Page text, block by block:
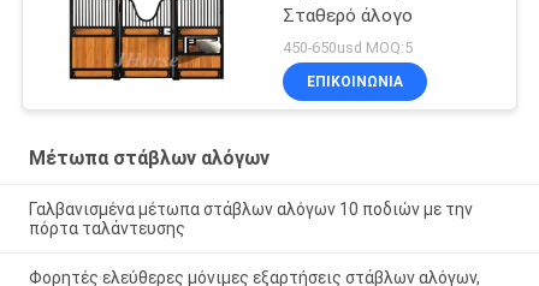
Σταθερό άλογο
450-650usd MOQ:5
ΕΠΙΚΟΙΝΩΝΙΑ
Μέτωπα στάβλων αλόγων
Γαλβανισμένα μέτωπα στάβλων αλόγων 10 ποδιών με την
πόρτα ταλάντευσης
Φορητές ελεύθερες μόνιμες εξαρτήσεις στάβλων αλόγων,